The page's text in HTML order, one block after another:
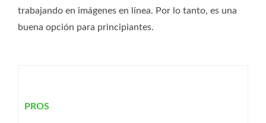
trabajando en imágenes en línea. Por lo tanto, es una
buena opción para principiantes.
PROS